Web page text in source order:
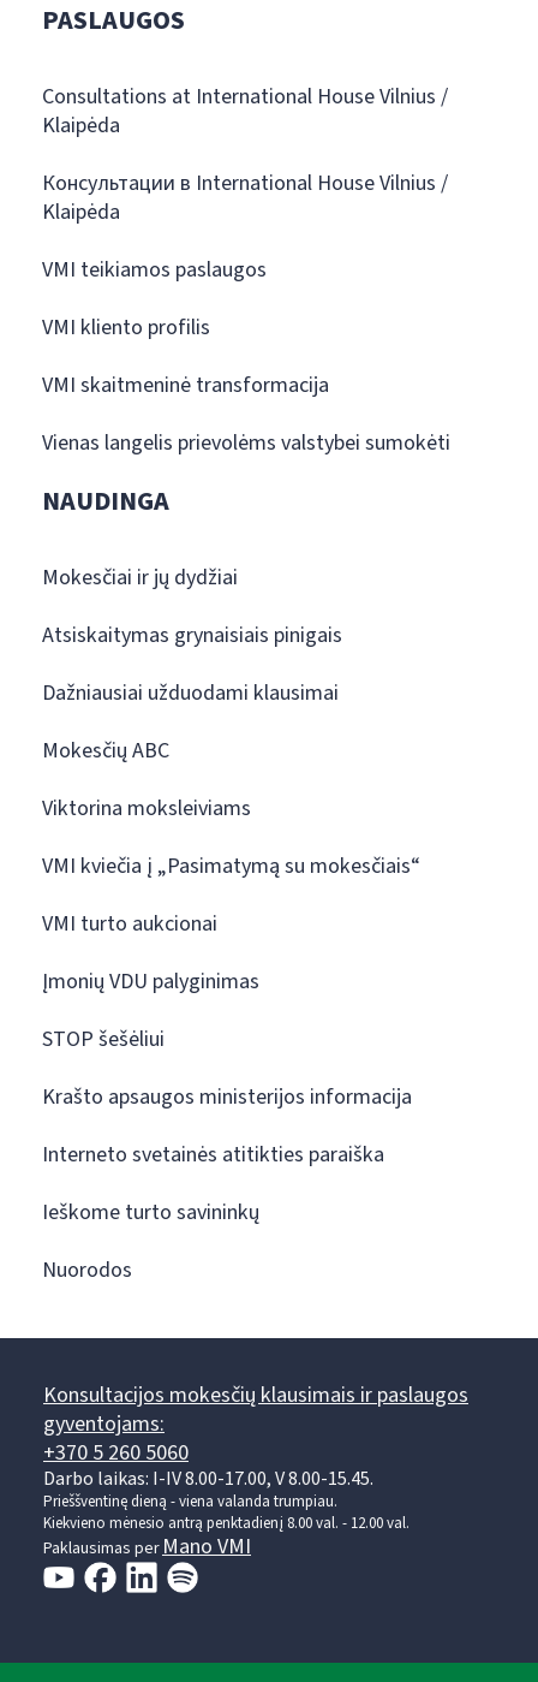
PASLAUGOS
Consultations at International House Vilnius /
Klaipėda
Консультации в International House Vilnius /
Klaipėda
VMI teikiamos paslaugos
VMI kliento profilis
VMI skaitmeninė transformacija
Vienas langelis prievolėms valstybei sumokėti
NAUDINGA
Mokesčiai ir jų dydžiai
Atsiskaitymas grynaisiais pinigais
Dažniausiai užduodami klausimai
Mokesčių ABC
Viktorina moksleiviams
VMI kviečia į „Pasimatymą su mokesčiais“
VMI turto aukcionai
Įmonių VDU palyginimas
STOP šešėliui
Krašto apsaugos ministerijos informacija
Interneto svetainės atitikties paraiška
Ieškome turto savininkų
Nuorodos
Konsultacijos mokesčių klausimais ir paslaugos
gyventojams:
+370 5 260 5060
Darbo laikas: I-IV 8.00-17.00, V 8.00-15.45.
Prieššventinę dieną - viena valanda trumpiau.
Kiekvieno mėnesio antrą penktadienį 8.00 val. - 12.00 val.
Paklausimas perMano VMI